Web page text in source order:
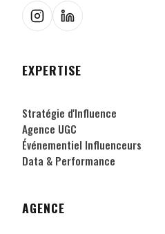
EXPERTISE
Stratégie d'Influence
Agence UGC
Événementiel Influenceurs
Data & Performance
AGENCE